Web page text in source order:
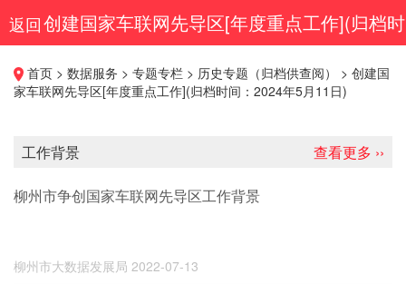
返回创建国家车联网先导区[年度重点工作](归档时
间：2024年5月11日)
首页 > 数据服务 > 专题专栏 > 历史专题（归档供查阅） > 创建国
家车联网先导区[年度重点工作](归档时间：2024年5月11日)
查看更多 ››
工作背景
柳州市争创国家车联网先导区工作背景
柳州市大数据发展局 2022-07-13